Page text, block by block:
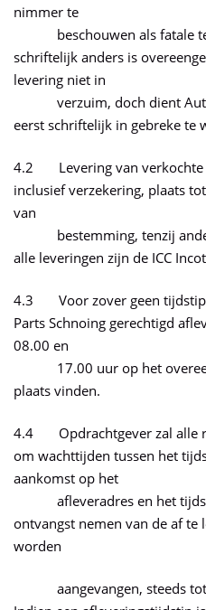
nimmer te
beschouwen als fatale
schriftelijk anders is
levering niet in
verzuim, doch dient Auto
eerst schriftelijk in gebreke te
4.2 Levering van verkochte
inclusief verzekering, plaats
van
bestemming, tenzij
alle leveringen zijn de ICC
4.3 Voor zover geen tijdstip
Parts Schnoing gerechtigd
08.00 en
17.00 uur op het
plaats vinden.
4.4 Opdrachtgever zal alle
om wachttijden tussen het
aankomst op het
afleveradres en het
ontvangst nemen van de af te
worden
aangevangen, steeds tot